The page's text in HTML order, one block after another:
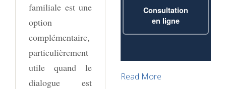
familiale est une
option
complémentaire,
particulièrement
utile quand le
dialogue est
Consultation
en ligne
Read More